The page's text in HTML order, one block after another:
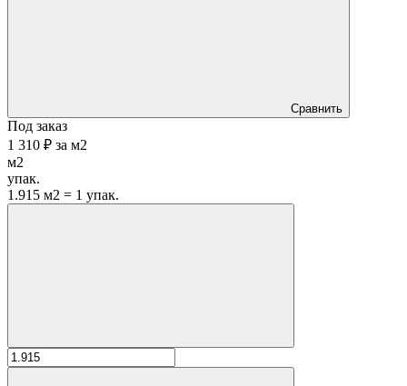
Сравнить
Под заказ
1 310 ₽ за м2
м2
упак.
1.915 м2 = 1 упак.